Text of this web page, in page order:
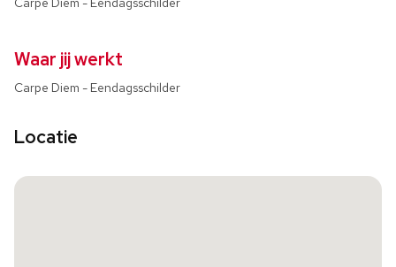
Waar jij werkt
Carpe Diem - Eendagsschilder
Locatie